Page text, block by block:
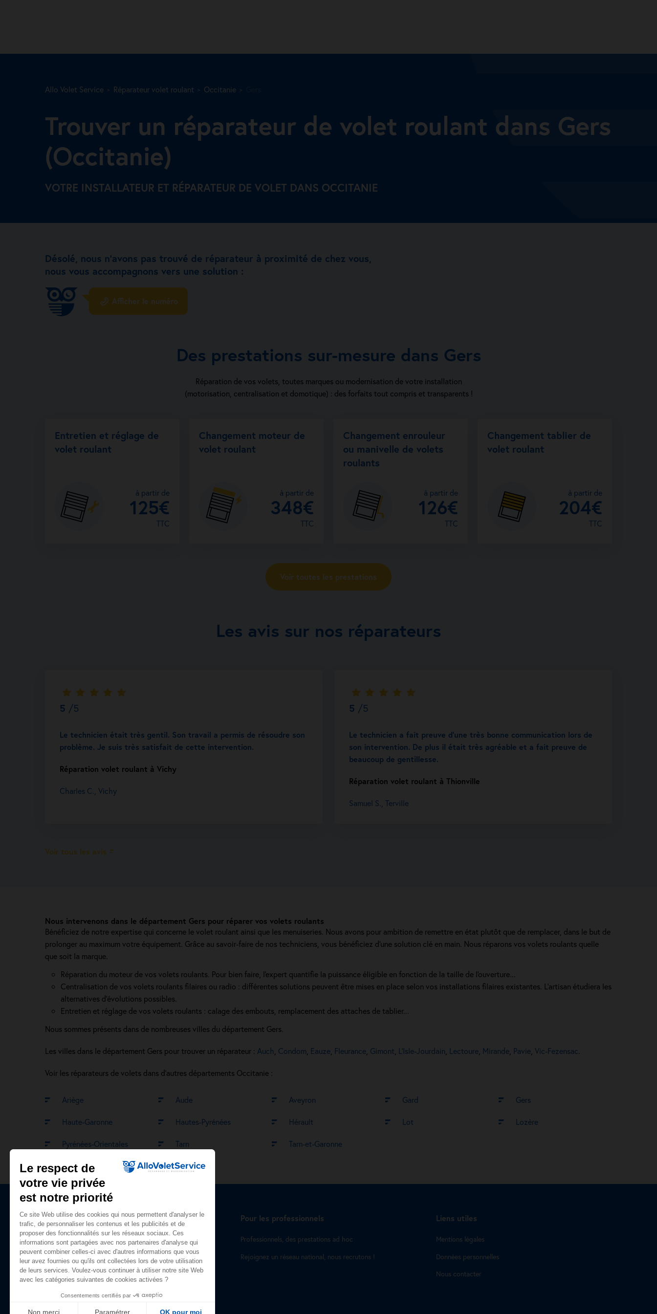
Allo Volet Service Réparateur volet roulant Occitanie
Trouver un réparateur de volet roulant dans Gers
(Occitanie)
VOTRE INSTALLATEUR ET RÉPARATEUR DE VOLET DANS OCCITANIE
Nous intervenons dans le département Gers pour réparer vos volets roulants
Bénéficiez de notre expertise qui concerne le volet roulant ainsi que les menuiseries. Nous avons pour ambition de remettre en état plutôt que de remplacer, dans le but de
prolonger au maximum votre équipement. Grâce au savoir-faire de nos techniciens, vous bénéficiez d'une solution clé en main. Nous réparons vos volets roulants quelle
que soit la marque.
Réparation du moteur de vos volets roulants. Pour bien faire, l'expert quantifie la puissance éligible en fonction de la taille de l'ouverture...
Centralisation de vos volets roulants filaires ou radio : différentes solutions peuvent être mises en place selon vos installations filaires existantes. L'artisan étudiera les
alternatives d’évolutions possibles.
Entretien et réglage de vos volets roulants : calage des embouts, remplacement des attaches de tablier...
Nous sommes présents dans de nombreuses villes du département Gers.
Les villes dans le département Gers pour trouver un réparateur : Auch Condom Eauze Fleurance Gimont L’Isle-Jourdain Lectoure Mirande Pavie Vic-Fezensac.
Voir les réparateurs de volets dans d’autres départements Occitanie :
Ariège Aude Aveyron Gard Gers
Haute-Garonne Hautes-Pyrénées Hérault Lot Lozère
Pyrénées-Orientales Tarn Tarn-et-Garonne
Désolé, nous n’avons pas trouvé de réparateur à proximité de chez vous,
nous vous accompagnons vers une solution :
Afficher le numéro
Des prestations sur-mesure dans Gers
Réparation de vos volets, toutes marques ou modernisation de votre installation
(motorisation, centralisation et domotique) : des forfaits tout compris et transparents !
Entretien et réglage de
volet roulant
à partir de
125€
TTC
Changement moteur de
volet roulant
à partir de
348€
TTC
Changement enrouleur
ou manivelle de volets
roulants
à partir de
126€
TTC
Changement tablier de
volet roulant
à partir de
204€
TTC
Voir toutes les prestations
Les avis sur nos réparateurs
5 /5
Le technicien était très gentil. Son travail a permis de résoudre son
problème. Je suis très satisfait de cette intervention.
Réparation volet roulant à Vichy
Charles C., Vichy
5 /5
Le technicien a fait preuve d’une très bonne communication lors de
son intervention. De plus il était très agréable et a fait preuve de
beaucoup de gentillesse.
Réparation volet roulant à Thionville
Samuel S., Terville
Voir tous les avis
Plan du site
Accueil
Nos prestations
Qui sommes-nous ?
Guide du volet roulant
Pour les professionnels
Professionnels, des prestations ad hoc
Rejoignez un réseau national, nous recrutons !
Liens utiles
Mentions légales
Données personnelles
Nous contacter
Le respect de
votre vie privée
est notre priorité
Ce site Web utilise des cookies qui nous permettent d'analyser le
trafic, de personnaliser les contenus et les publicités et de
proposer des fonctionnalités sur les réseaux sociaux. Ces
informations sont partagées avec nos partenaires d'analyse qui
peuvent combiner celles-ci avec d'autres informations que vous
leur avez fournies ou qu'ils ont collectées lors de votre utilisation
de leurs services. Voulez-vous continuer à utiliser notre site Web
avec les catégories suivantes de cookies activées ?
Consentements certifiés par
Non merci Paramétrer OK pour moi